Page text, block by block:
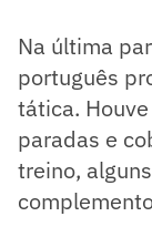
Na última
português
tática.
paradas e
treino,